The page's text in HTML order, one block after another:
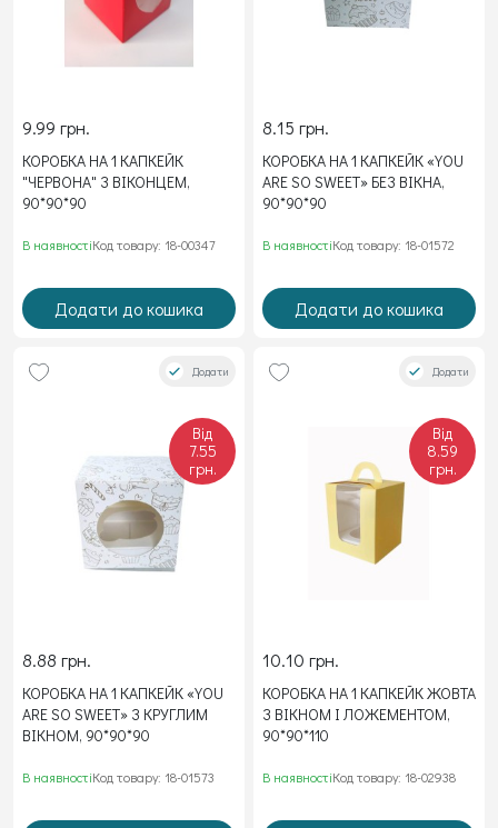
9.99 грн.
КОРОБКА НА 1 КАПКЕЙК
"ЧЕРВОНА" З ВІКОНЦЕМ,
90*90*90
В наявностіКод товару: 18-00347
Додати до кошика
8.15 грн.
КОРОБКА НА 1 КАПКЕЙК «YOU
ARE SO SWEET» БЕЗ ВІКНА,
90*90*90
В наявностіКод товару: 18-01572
Додати до кошика
Додати
Від
7.55
грн.
8.88 грн.
КОРОБКА НА 1 КАПКЕЙК «YOU
ARE SO SWEET» З КРУГЛИМ
ВІКНОМ, 90*90*90
В наявностіКод товару: 18-01573
Додати
Від
8.59
грн.
10.10 грн.
КОРОБКА НА 1 КАПКЕЙК ЖОВТА
З ВІКНОМ І ЛОЖЕМЕНТОМ,
90*90*110
В наявностіКод товару: 18-02938